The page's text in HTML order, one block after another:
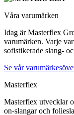
Våra varumärken
Idag är Masterflex
varumärken. Varje
sofistikerade slang-
Se vår
Masterflex
Masterflex utvecklar
on-slangar och